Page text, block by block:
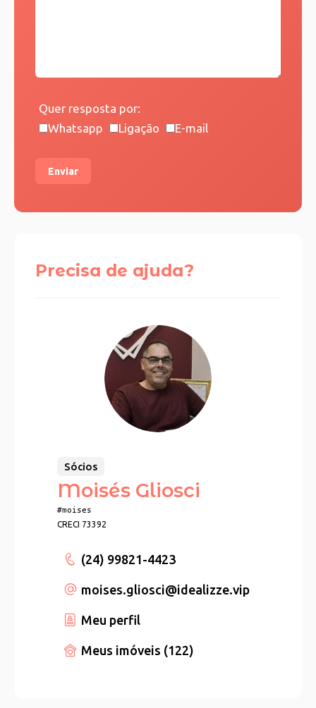
Quer resposta por:
Whatsapp
Ligação E-mail
Enviar
Precisa de ajuda?
Sócios
Moisés Gliosci
#moises
CRECI 73392
(24) 99821-4423
moises.gliosci@idealizze.vip
Meu perfil
Meus imóveis (122)